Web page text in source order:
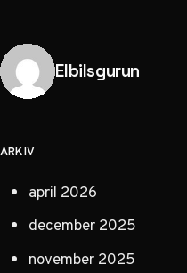
Publicerad av
Elbilsgurun
ARKIV
april 2026
december 2025
november 2025